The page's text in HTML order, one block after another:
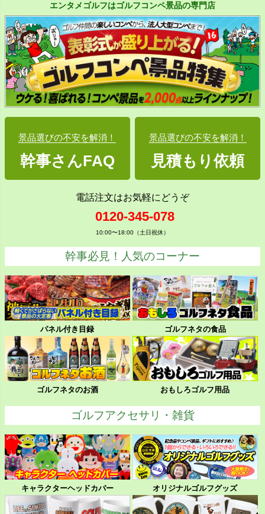
エンタメゴルフはゴルフコンペ景品の専門店
景品選びの不安を解消！
幹事さんFAQ
景品選びの不安を解消！
見積もり依頼
電話注文はお気軽にどうぞ
0120-345-078
10:00〜18:00（土日祝休）
幹事必見！人気のコーナー
パネル付き目録 ゴルフネタの食品
ゴルフネタのお酒 おもしろゴルフ用品
ゴルフアクセサリ・雑貨
キャラクターヘッドカバー オリジナルゴルフグッズ